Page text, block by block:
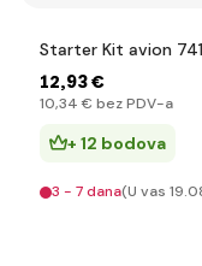
Starter Kit avion
12,93 €
10,34 € bez PDV-a
+ 12 bodova
3 - 7 dana(U vas